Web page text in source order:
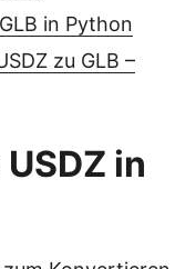
in Python
zu GLB –
in